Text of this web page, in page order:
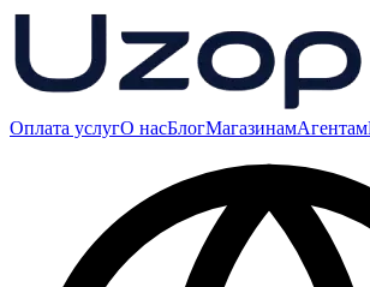
Оплата услугО насБлогМагазинамАгентам